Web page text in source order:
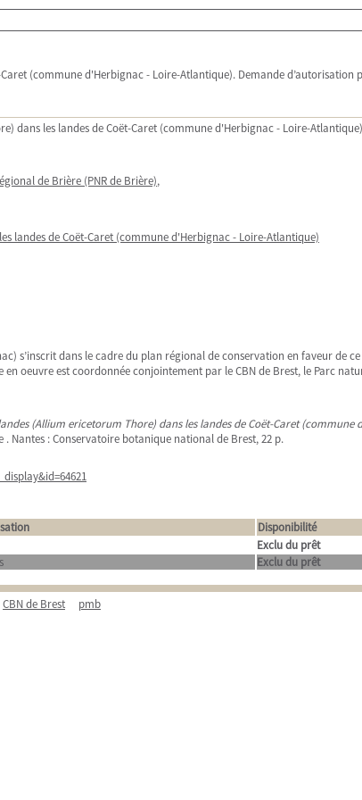
(commune d'Herbignac - Loire-Atlantique). Demande d’autorisation
dans les landes de Coët-Caret (commune d'Herbignac - Loire-
de Brière (PNR de Brière),
landes de Coët-Caret (commune d'Herbignac - Loire-Atlantique)
s’inscrit dans le cadre du plan régional de conservation en faveur de
oeuvre est coordonnée conjointement par le CBN de Brest, le Parc
(Allium ericetorum Thore) dans les landes de Coët-Caret (commune
Nantes : Conservatoire botanique national de Brest, 22 p.
Disponibilité
Exclu du prêt
Exclu du prêt
CBN de Brest pmb